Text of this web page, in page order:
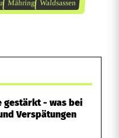
Mähring Waldsassen
gestärkt - was bei
Verspätungen